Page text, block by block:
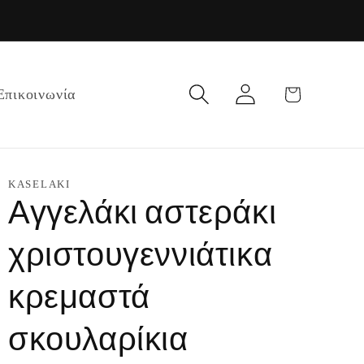
Σύνδεση Καλάθι
KASELAKI
Αγγελάκι αστεράκι
χριστουγεννιάτικα
κρεμαστά
σκουλαρίκια